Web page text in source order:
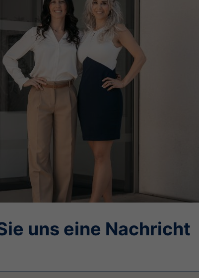
uns eine Nachricht